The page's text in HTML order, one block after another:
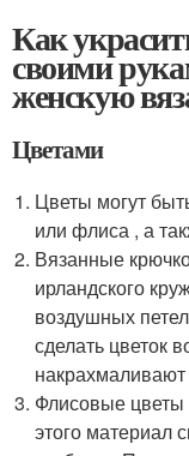
Как
своими
женскую
Цветами
Цветы могут
или флиса , а
Вязанные
ирландского
воздушных
сделать цветок
Флисовые цветы
этого материал